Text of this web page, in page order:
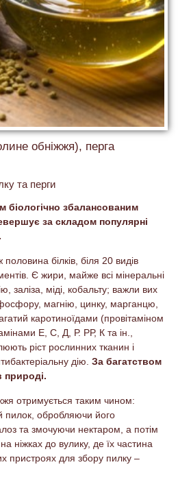
обніжжя), перга
та перги
біологічно збалансованим
за складом популярні
білків, біля 20 видів
Є жири, майже всі мінеральні
заліза, міді, кобальту; важли вих
магнію, цинку, марганцю,
каротиноїдами (провітаміном
Е, С, Д, Р. РР, К та ін.,
ріст рослинних тканин і
дію. За багатством
природі.
отримується таким чином:
пилок, обробляючи його
та змочуючи нектаром, а потім
ніжках до вулику, де їх частина
пристроях для збору пилку –